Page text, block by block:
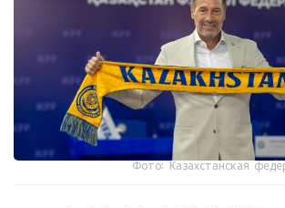
Фото: Казахстанская